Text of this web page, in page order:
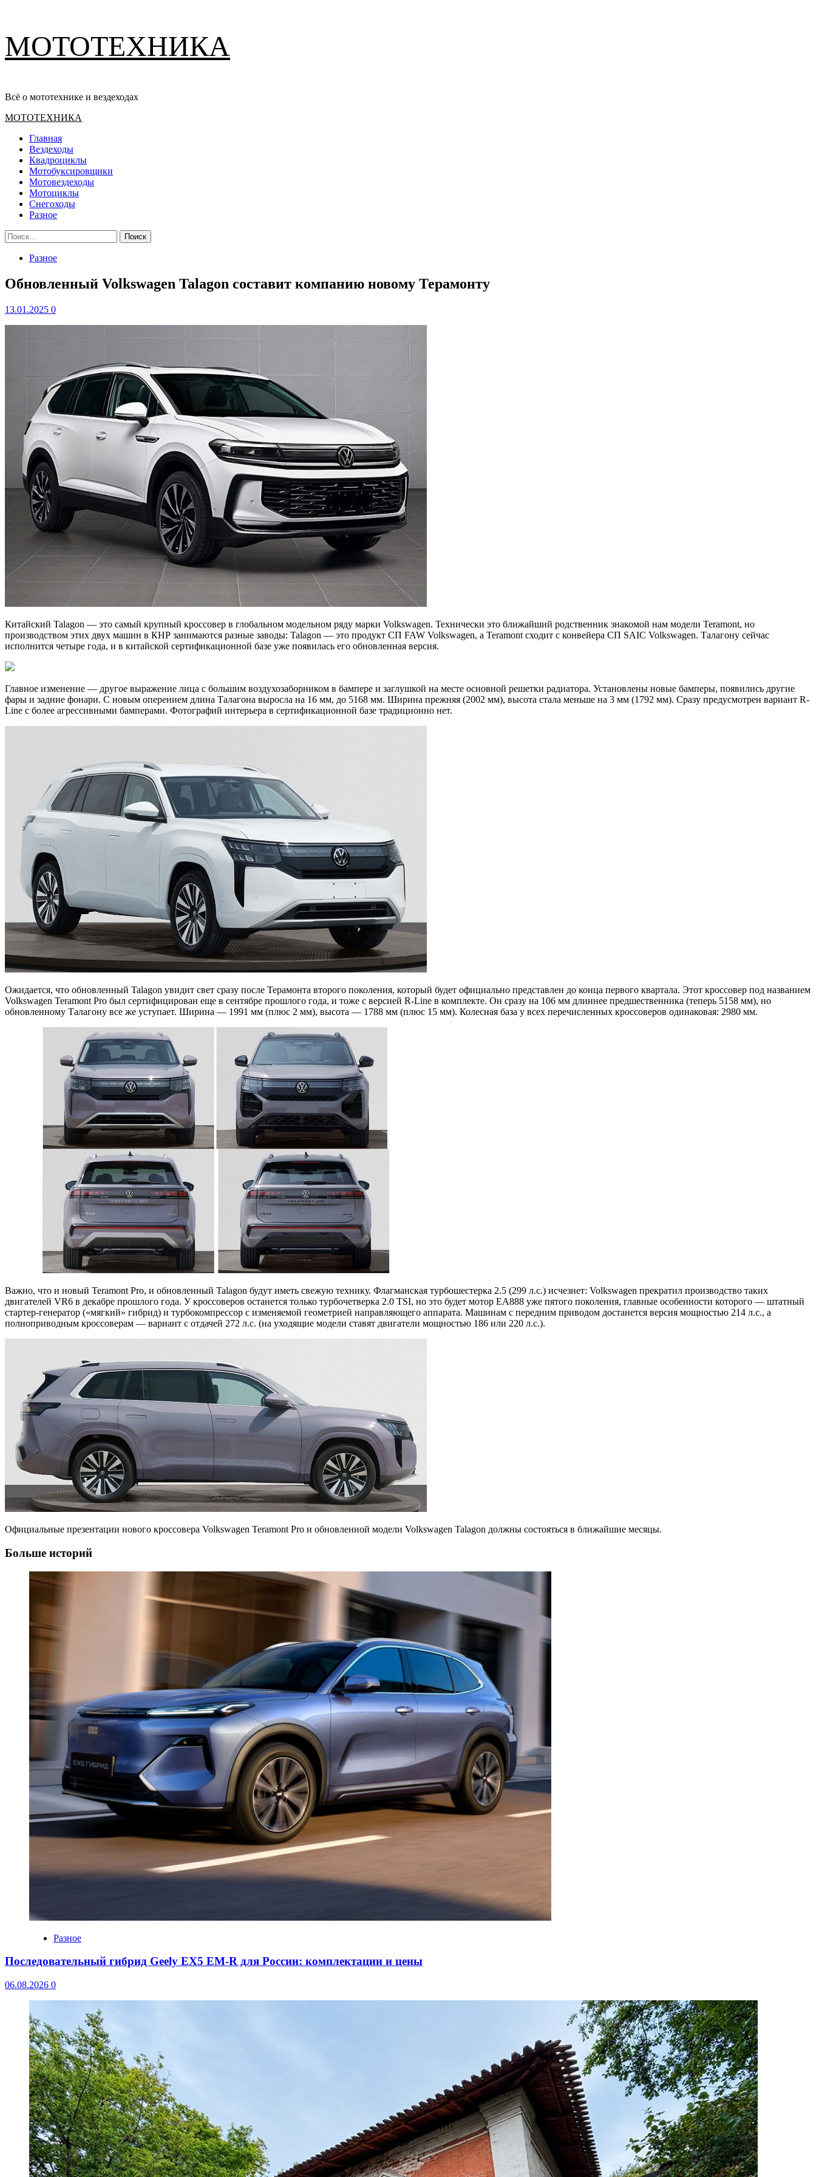
содержимому
МОТОТЕХНИКА
Всё о мототехнике и вездеходах
Основное
МОТОТЕХНИКА
Главная
Вездеходы
Квадроциклы
Мотобуксировщики
Мотовездеходы
Мотоциклы
Снегоходы
Разное
Найти:
Разное
Обновленный Volkswagen Talagon составит компанию новому Терамонту
13.01.2025 0
Китайский Talagon — это самый крупный кроссовер в глобальном модельном ряду марки Volkswagen. Технически это ближайший родственник знакомой нам модели Teramont, но
производством этих двух машин в КНР занимаются разные заводы: Talagon — это продукт СП FAW Volkswagen, а Teramont сходит с конвейера СП SAIC Volkswagen. Талагону сейчас
исполнится четыре года, и в китайской сертификационной базе уже появилась его обновленная версия.
Главное изменение — другое выражение лица с большим воздухозаборником в бампере и заглушкой на месте основной решетки радиатора. Установлены новые бамперы, появились другие
фары и задние фонари. С новым оперением длина Талагона выросла на 16 мм, до 5168 мм. Ширина прежняя (2002 мм), высота стала меньше на 3 мм (1792 мм). Сразу предусмотрен вариант R-
Line с более агрессивными бамперами. Фотографий интерьера в сертификационной базе традиционно нет.
Ожидается, что обновленный Talagon увидит свет сразу после Терамонта второго поколения, который будет официально представлен до конца первого квартала. Этот кроссовер под названием
Volkswagen Teramont Pro был сертифицирован еще в сентябре прошлого года, и тоже с версией R-Line в комплекте. Он сразу на 106 мм длиннее предшественника (теперь 5158 мм), но
обновленному Талагону все же уступает. Ширина — 1991 мм (плюс 2 мм), высота — 1788 мм (плюс 15 мм). Колесная база у всех перечисленных кроссоверов одинаковая: 2980 мм.
Важно, что и новый Teramont Pro, и обновленный Talagon будут иметь свежую технику. Флагманская турбошестерка 2.5 (299 л.с.) исчезнет: Volkswagen прекратил производство таких
двигателей VR6 в декабре прошлого года. У кроссоверов останется только турбочетверка 2.0 TSI, но это будет мотор EA888 уже пятого поколения, главные особенности которого — штатный
стартер-генератор («мягкий» гибрид) и турбокомпрессор с изменяемой геометрией направляющего аппарата. Машинам с передним приводом достанется версия мощностью 214 л.с., а
полноприводным кроссоверам — вариант с отдачей 272 л.с. (на уходящие модели ставят двигатели мощностью 186 или 220 л.с.).
Официальные презентации нового кроссовера Volkswagen Teramont Pro и обновленной модели Volkswagen Talagon должны состояться в ближайшие месяцы.
Больше историй
Разное
Последовательный гибрид Geely EX5 EM-R для России: комплектации и цены
06.08.2026 0